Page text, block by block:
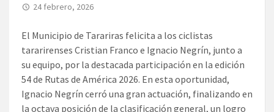
24 febrero, 2026
El Municipio de Tarariras felicita a los ciclistas
tararirenses Cristian Franco e Ignacio Negrín, junto a
su equipo, por la destacada participación en la edición
54 de Rutas de América 2026. En esta oportunidad,
Ignacio Negrín cerró una gran actuación, finalizando en
la octava posición de la clasificación general, un logro